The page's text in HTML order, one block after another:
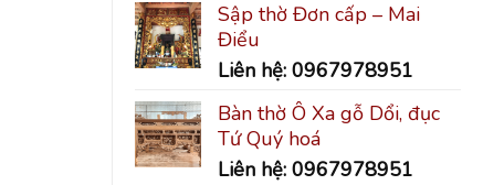
Sập thờ Đơn cấp – Mai
Điểu
Liên hệ: 0967978951
Bàn thờ Ô Xa gỗ Dổi, đục
Tứ Quý hoá
Liên hệ: 0967978951